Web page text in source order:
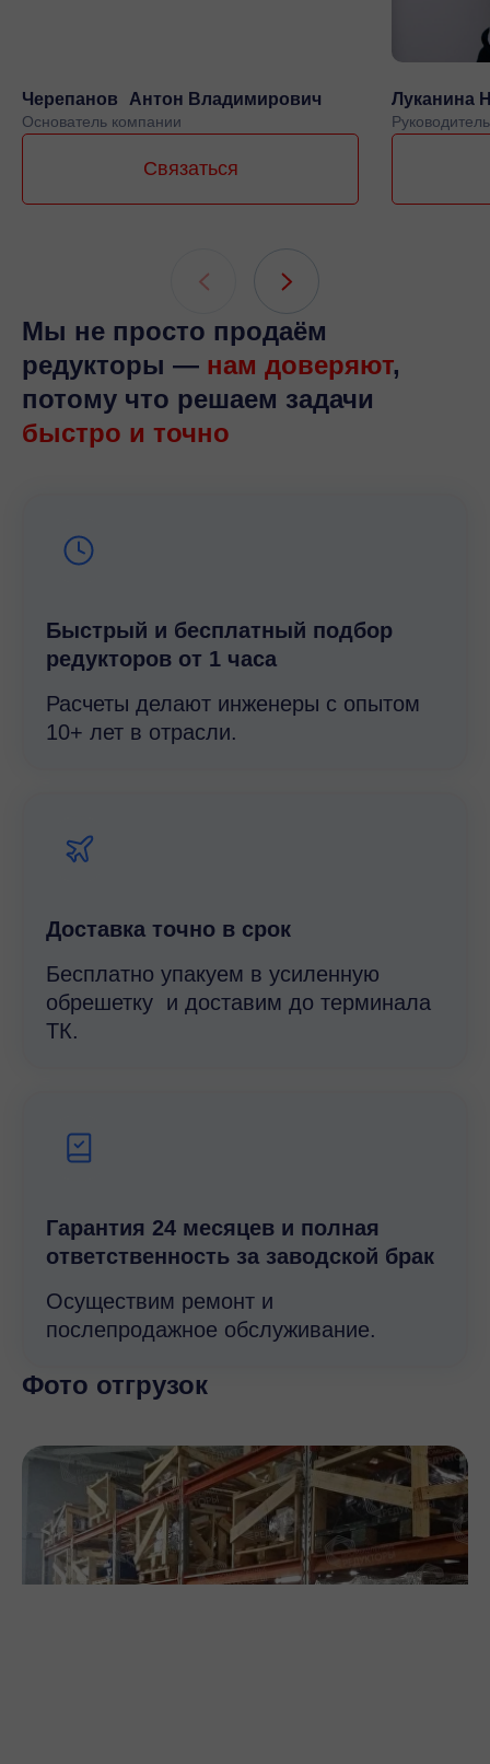
Черепанов Антон Владимирович
Основатель компании
Связаться
Луканина
Мы не просто продаём
редукторы — нам доверяют,
потому что решаем задачи
быстро и точно
Быстрый и беcплатный подбор
редукторов от 1 часа
Расчеты делают инженеры с опытом
10+ лет в отрасли.
Доставка точно в срок
Бесплатно упакуем в усиленную
обрешетку и доставим до терминала
ТК.
Гарантия 24 месяцев и полная
ответственность за заводской брак
Осуществим ремонт и
послепродажное обслуживание.
Фото отгрузок